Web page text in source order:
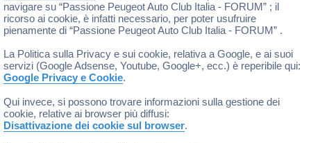
navigare su “Passione Peugeot Auto Club Italia - FORUM” ; il
ricorso ai cookie, è infatti necessario, per poter usufruire
pienamente di “Passione Peugeot Auto Club Italia - FORUM” .
La Politica sulla Privacy e sui cookie, relativa a Google, e ai suoi
servizi (Google Adsense, Youtube, Google+, ecc.) è reperibile qui:
Google Privacy e Cookie.
Qui invece, si possono trovare informazioni sulla gestione dei
cookie, relative ai browser più diffusi:
Disattivazione dei cookie sul browser.